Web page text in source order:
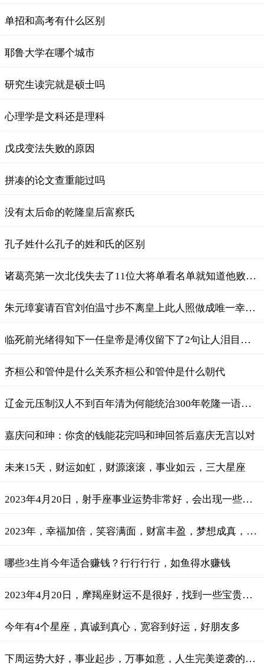
单招和高考有什么区别
耶鲁大学在哪个城市
研究生读完就是硕士吗
心理学是文科还是理科
戊戌变法失败的原因
拼凑的论文查重能过吗
没有太后命的乾隆皇后富察氏
​孔子姓什么孔子的姓和氏的区别
诸葛亮第一次北伐失去了11位大将单看名单就知道他败得有多惨
朱元璋宴请百官刘伯温寸步不离皇上此人照做成唯一幸存者
临死前光绪得知下一任皇帝是溥仪留下了2句让人泪目的话
齐桓公和管仲是什么关系齐桓公和管仲是什么朝代
辽金元压制汉人不到百年清为何能统治300年乾隆一语道破真相
嘉庆问和珅：你贪的钱能花完吗和珅回答后嘉庆无言以对
未来15天，财运如虹，财源滚滚，事业如云，三大星座
2023年4月20日，射手座事业运势非常好，会出现一些新的职业机会
2023年，幸福加倍，笑容满面，财富丰盈，梦想成真，三个星座
哪些3生肖今年适合赚钱？行行行行，如鱼得水赚钱
2023年4月20日，摩羯座财运不是很好，找到一些宝贵的经验和教训
今年有4个星座，真诚到真心，宽容到好运，好朋友多
下周运势大好，事业起步，万事如意，人生完美逆袭的3星座